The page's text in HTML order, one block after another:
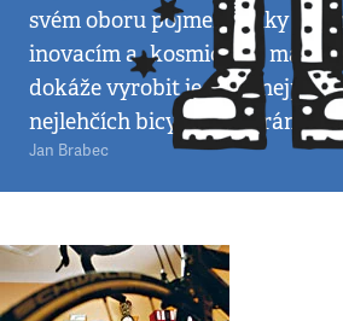
svém oboru pojmem. Díky
inovacím a „kosmickým
dokáže vyrobit jedny z
nejlehčích bicyklových rámů
Jan Brabec